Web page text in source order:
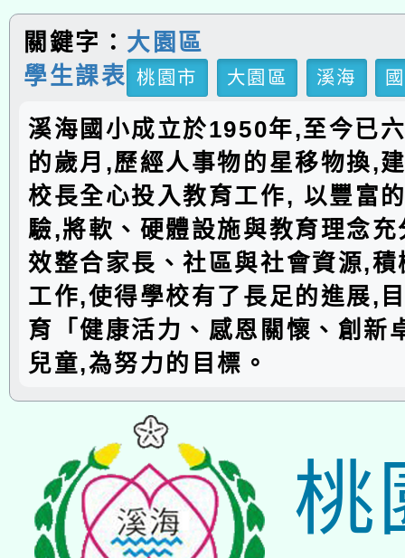
關鍵字： 大園區
學生課表 桃園市 大園區 溪海
溪海國小成立於1950年,至今已
的歲月,歷經人事物的星移物換,
校長全心投入教育工作, 以豐富
驗,將軟、硬體設施與教育理念
效整合家長、社區與社會資源,
工作,使得學校有了長足的進展,
育「健康活力、感恩關懷、創新
兒童,為努力的目標。
桃